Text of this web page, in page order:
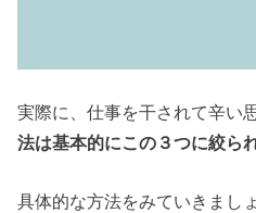
実際に、仕事を干されて辛い
法は基本的にこの３つに絞ら
具体的な方法をみていきましょ